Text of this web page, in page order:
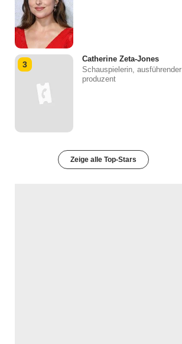
3
Catherine Zeta-Jones
Schauspielerin, ausführender
produzent
Zeige alle Top-Stars